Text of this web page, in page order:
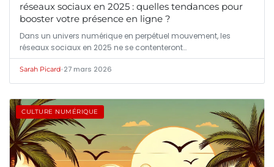
réseaux sociaux en 2025 : quelles tendances pour
booster votre présence en ligne ?
Dans un univers numérique en perpétuel mouvement, les
réseaux sociaux en 2025 ne se contenteront…
Sarah Picard•27 mars 2026
CULTURE NUMÉRIQUE